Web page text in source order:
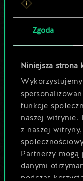
Zgoda
Niniejsza strona
funkcje
naszej witrynie.
z naszej
Partnerzy mogą
danymi
podczas
Nazwij